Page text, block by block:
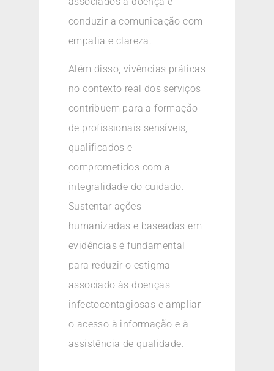
conduzir a comunicação com
empatia e clareza.
Além disso, vivências práticas
no contexto real dos serviços
contribuem para a formação
de profissionais sensíveis,
qualificados e
comprometidos com a
integralidade do cuidado.
Sustentar ações
humanizadas e baseadas em
evidências é fundamental
para reduzir o estigma
associado às doenças
infectocontagiosas e ampliar
o acesso à informação e à
assistência de qualidade.